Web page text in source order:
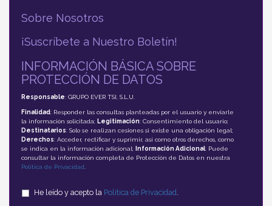
Sobre Nosotros
¡Suscríbete a Nuestro Boletín!
INFORMACIÓN BÁSICA SOBRE
PROTECCIÓN DE DATOS
Responsable: GRUPO EVER TSI, S.L.U.
Finalidad: Responder las consultas planteadas por el usuario y enviarle
la información solicitada; Legitimación: Consentimiento del usuario;
Destinatarios: Solo se realizan cesiones si existe una obligación legal;
Derechos: Acceder, rectificar y suprimir, así como otros derechos, como
se indica en la información adicional;
Información Adicional: Puede
consultar la información completa de Protección de Datos en nuestra
Política de Privacidad
He leído y acepto la Política de Privacidad